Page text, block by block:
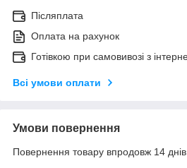
Післяплата
Оплата на рахунок
Готівкою при самовивозі з
Всі умови оплати
Умови повернення
Повернення товару впродовж 14